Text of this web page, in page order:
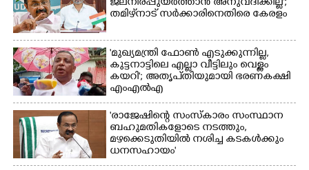
ജലനിരപ്പുയർത്താൻ അനുവദിക്കില്ല';
തമിഴ്‌നാട് സർക്കാരിനെതിരെ കേരളം
'മുഖ്യമന്ത്രി ഫോൺ എടുക്കുന്നില്ല,
കുട്ടനാട്ടിലെ എല്ലാ വീട്ടിലും വെള്ളം
കയറി'; അതൃപ്‌തിയുമായി ഭരണകക്ഷി
എംഎൽഎ
'രാജേഷിന്റെ സംസ്കാരം സംസ്ഥാന
ബഹുമതികളോടെ നടത്തും,
മഴക്കെടുതിയിൽ നശിച്ച കടകൾക്കും
ധനസഹായം'